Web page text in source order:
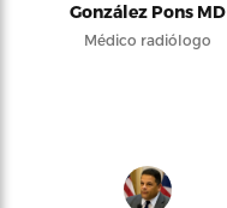
González Pons MD
Médico radiólogo